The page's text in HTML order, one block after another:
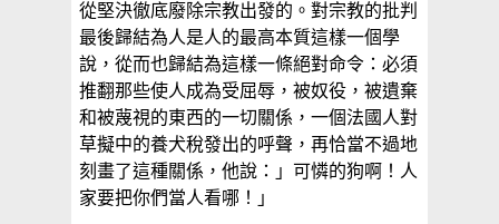
從堅決徹底廢除宗教出發的。對宗教的批判
最後歸結為人是人的最高本質這樣一個學
說，從而也歸結為這樣一條絕對命令：必須
推翻那些使人成為受屈辱，被奴役，被遺棄
和被蔑視的東西的一切關係，一個法國人對
草擬中的養犬稅發出的呼聲，再恰當不過地
刻畫了這種關係，他說：」可憐的狗啊！人
家要把你們當人看哪！」